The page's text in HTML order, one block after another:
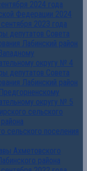
2024 года
Федерации 2024
2023 года
депутатов Совета
Лабинский район
округу № 4
депутатов Совета
Лабинский район
округу № 5
сельского
сельского поселения
Ахметовского
района